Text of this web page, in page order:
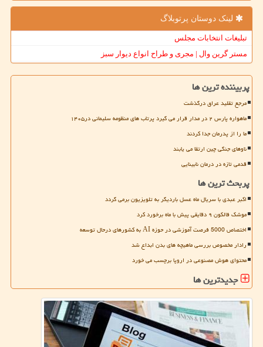
لینک دوستان پرتوبلاگ
تبلیغات انتخابات مجلس
مستر گرین وال | مجری و طراح انواع دیوار سبز
پربیننده ترین ها
مرجع تقلید عراق درگذشت
ماهواره پارس ۲ در مدار قرار می گیرد پرتاب های منظومه سلیمانی در۱۴۰۵
ما را از پدرمان جدا کردند
ناوهای جنگی چین ارتقا می یابند
قدمی تازه در درمان نابینایی
پربحث ترین ها
اکبر عبدی با سریال ماه عسل باردیگر به تلویزیون برمی گردد
موشک فالکون ۹ دقایقی پیش با ماه برخورد کرد
اختصاص 5000 فرصت آموزشی در حوزه AI به کشورهای درحال توسعه
رادار مخصوص بررسی ماهیچه های بدن ابداع شد
محتوای هوش مصنوعی در اروپا برچسب می خورد
جدیدترین ها